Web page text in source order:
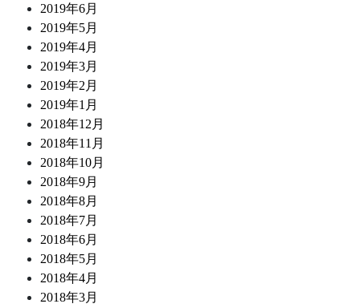
2019年6月
2019年5月
2019年4月
2019年3月
2019年2月
2019年1月
2018年12月
2018年11月
2018年10月
2018年9月
2018年8月
2018年7月
2018年6月
2018年5月
2018年4月
2018年3月